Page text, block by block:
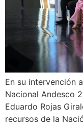
En su intervención
Nacional Andesco
Eduardo Rojas
recursos de la